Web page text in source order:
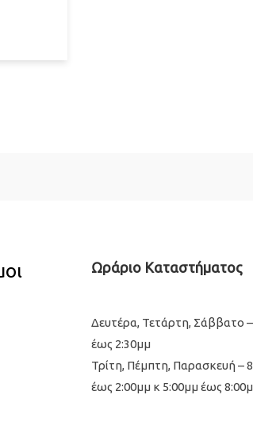
Ωράριο Καταστήματος
Δευτέρα, Τετάρτη, Σάββατο
έως 2:30μμ
Τρίτη, Πέμπτη, Παρασκευή –
έως 2:00μμ κ 5:00μμ έως